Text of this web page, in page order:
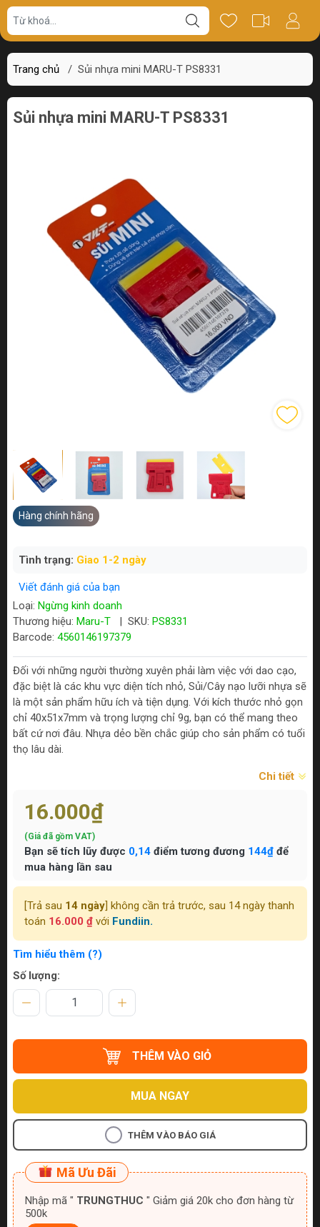
Trang chủ / Sủi nhựa mini MARU-T PS8331
Giá bán Thông số Review
Sủi nhựa mini MARU-T PS8331
Hàng chính hãng
Tình trạng: Giao 1-2 ngày
Viết đánh giá của bạn
Loại: Ngừng kinh doanh
Thương hiệu: Maru-T SKU: PS8331
Barcode: 4560146197379
Đối với những người thường xuyên phải làm việc với dao cạo,
đặc biệt là các khu vực diện tích nhỏ, Sủi/Cây nạo lưỡi nhựa sẽ
là một sản phẩm hữu ích và tiện dụng. Với kích thước nhỏ gọn
chỉ 40x51x7mm và trọng lượng chỉ 9g, bạn có thể mang theo
bất cứ nơi đâu. Nhựa dẻo bền chắc giúp cho sản phẩm có tuổi
thọ lâu dài.
Chi tiết
16.000₫
(Giá đã gồm VAT)
Bạn sẽ tích lũy được 0,14 điểm tương đương 144₫ để
mua hàng lần sau
[Trả sau 14 ngày ] không cần trả trước, sau 14 ngày thanh
toán 16.000 ₫ với Fundiin.
Tìm hiểu thêm (?)
Số lượng:
THÊM VÀO GIỎ
MUA NGAY
THÊM VÀO BÁO GIÁ
Mã Ưu Đãi
Nhập mã " TRUNGTHUC " Giảm giá 20k cho đơn hàng từ
500k